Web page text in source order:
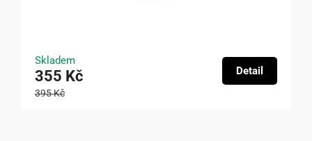
Skladem
355 Kč
395 Kč
Detail